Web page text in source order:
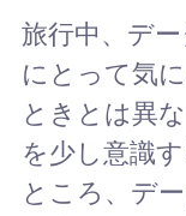
旅行中、デ
にとって気
ときとは異
を少し意識
ところ、デ